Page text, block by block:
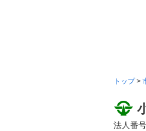
トップ>
法人番